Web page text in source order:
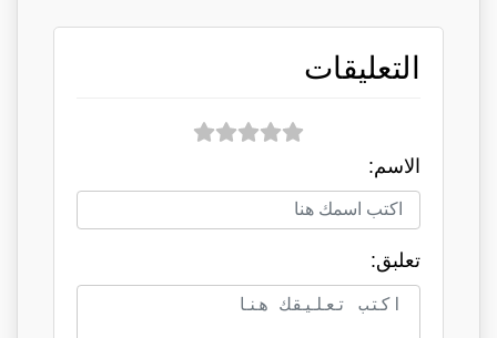
التعليقات
الاسم:
تعلبق: